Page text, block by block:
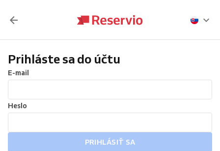
Prihláste sa do účtu
E-mail
Heslo
PRIHLÁSIŤ SA